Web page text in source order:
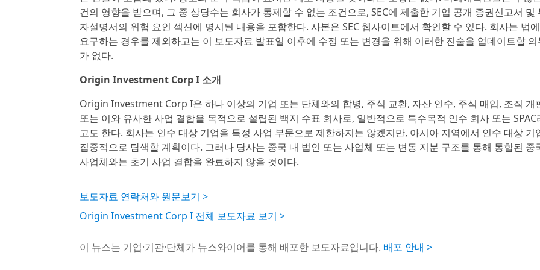
건의 영향을 받으며, 그 중 상당수는 회사가 통제할 수 없는 조건으로, SEC에 제출한 기업 공개 증권신고서 및
자설명서의 위험 요인 섹션에 명시된 내용을 포함한다. 사본은 SEC 웹사이트에서 확인할 수 있다. 회사는 법
요구하는 경우를 제외하고는 이 보도자료 발표일 이후에 수정 또는 변경을 위해 이러한 진술을 업데이트할 의
가 없다.
Origin Investment Corp I 소개
Origin Investment Corp I은 하나 이상의 기업 또는 단체와의 합병, 주식 교환, 자산 인수, 주식 매입, 조직 개
또는 이와 유사한 사업 결합을 목적으로 설립된 백지 수표 회사로, 일반적으로 특수목적 인수 회사 또는 SPAC
고도 한다. 회사는 인수 대상 기업을 특정 사업 부문으로 제한하지는 않겠지만, 아시아 지역에서 인수 대상 기
집중적으로 탐색할 계획이다. 그러나 당사는 중국 내 법인 또는 사업체 또는 변동 지분 구조를 통해 통합된 중
사업체와는 초기 사업 결합을 완료하지 않을 것이다.
보도자료 연락처와 원문보기 >
Origin Investment Corp I 전체 보도자료 보기 >
이 뉴스는 기업·기관·단체가 뉴스와이어를 통해 배포한 보도자료입니다. 배포 안내 >